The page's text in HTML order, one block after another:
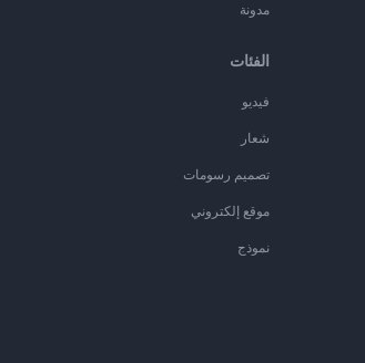
مدونة
الفئات
فيديو
شعار
تصميم رسومات
موقع إلكتروني
نموذج